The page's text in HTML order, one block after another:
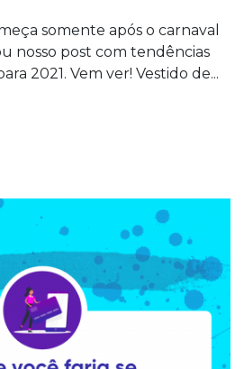
somente após o carnaval
nosso post com tendências
2021. Vem ver! Vestido de...